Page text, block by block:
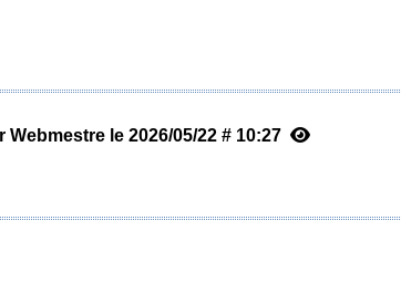
le 2026/05/22 # 10:27